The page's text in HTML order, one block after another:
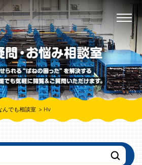
んでも相談室 Hv